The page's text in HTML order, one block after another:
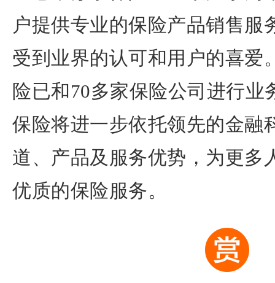
户提供专业的保险产品销售服
受到业界的认可和用户的喜爱
险已和70多家保险公司进行业
保险将进一步依托领先的金融
道、产品及服务优势，为更多
优质的保险服务。
o
r5币